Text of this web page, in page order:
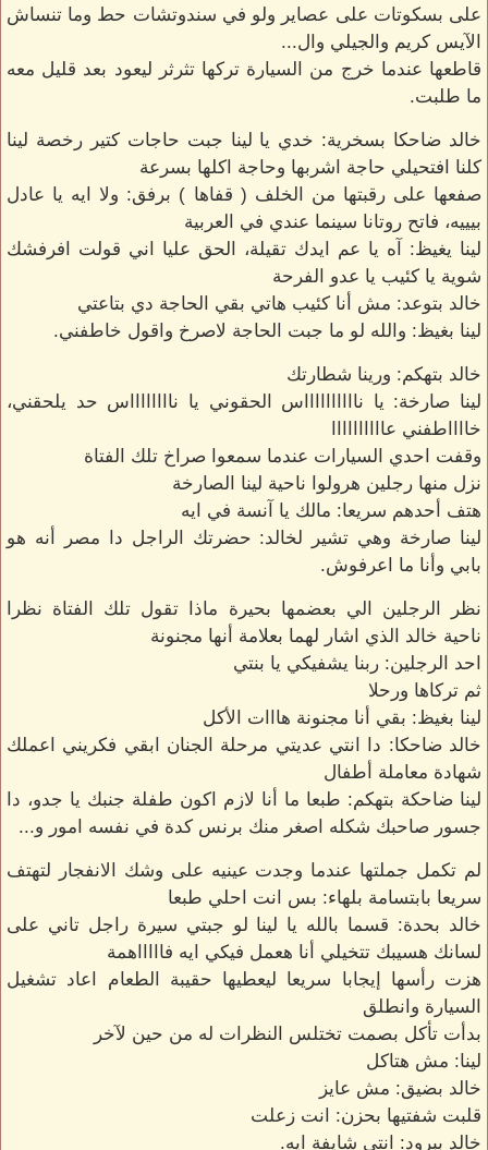
على بسكوتات على عصاير ولو في سندوتشات حط وما تنساش
الآيس كريم والجيلي وال...
قاطعها عندما خرج من السيارة تركها تثرثر ليعود بعد قليل معه
ما طلبت.
خالد ضاحكا بسخرية: خدي يا لينا جبت حاجات كتير رخصة لينا
كلنا افتحيلي حاجة اشربها وحاجة اكلها بسرعة
صفعها على رقبتها من الخلف ( قفاها ) برفق: ولا ايه يا عادل
بيييه، فاتح روتانا سينما عندي في العربية
لينا يغيظ: آه يا عم ايدك تقيلة، الحق عليا اني قولت افرفشك
شوية يا كئيب يا عدو الفرحة
خالد بتوعد: مش أنا كئيب هاتي بقي الحاجة دي بتاعتي
لينا بغيظ: والله لو ما جبت الحاجة لاصرخ واقول خاطفني.
خالد بتهكم: ورينا شطارتك
لينا صارخة: يا نااااااااااس الحقوني يا نااااااااس حد يلحقني،
خااااطفني عاااااااااا
وقفت احدي السيارات عندما سمعوا صراخ تلك الفتاة
نزل منها رجلين هرولوا ناحية لينا الصارخة
هتف أحدهم سريعا: مالك يا آنسة في ايه
لينا صارخة وهي تشير لخالد: حضرتك الراجل دا مصر أنه هو
بابي وأنا ما اعرفوش.
نظر الرجلين الي بعضمها بحيرة ماذا تقول تلك الفتاة نظرا
ناحية خالد الذي اشار لهما بعلامة أنها مجنونة
احد الرجلين: ربنا يشفيكي يا بنتي
ثم تركاها ورحلا
لينا بغيظ: بقي أنا مجنونة هااات الأكل
خالد ضاحكا: دا انتي عديتي مرحلة الجنان ابقي فكريني اعملك
شهادة معاملة أطفال
لينا ضاحكة بتهكم: طبعا ما أنا لازم اكون طفلة جنبك يا جدو، دا
جسور صاحبك شكله اصغر منك برنس كدة في نفسه امور و...
لم تكمل جملتها عندما وجدت عينيه على وشك الانفجار لتهتف
سريعا بابتسامة بلهاء: بس انت احلي طبعا
خالد بحدة: قسما بالله يا لينا لو جبتي سيرة راجل تاني على
لسانك هسيبك تتخيلي أنا هعمل فيكي ايه فاااااهمة
هزت رأسها إيجابا سريعا ليعطيها حقيبة الطعام اعاد تشغيل
السيارة وانطلق
بدأت تأكل بصمت تختلس النظرات له من حين لآخر
لينا: مش هتاكل
خالد بضيق: مش عايز
قلبت شفتيها بحزن: انت زعلت
خالد ببرود: انتي شايفة ايه.